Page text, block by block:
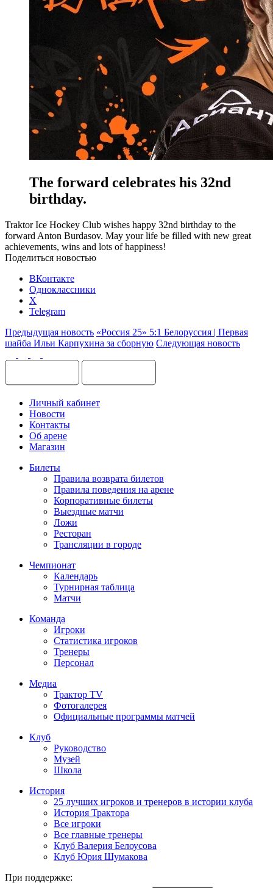
The forward celebrates his 32nd
birthday.
Traktor Ice Hockey Club wishes happy 32nd birthday to the
forward Anton Burdasov. May your life be filled with new great
achievements, wins and lots of happiness!
Поделиться новостью
ВКонтакте
Одноклассники
X
Telegram
Предыдущая новость «Россия 25» 5:1 Белоруссия | Первая
шайба Ильи Карпухина за сборную Следующая новость
Личный кабинет
Новости
Контакты
Об арене
Магазин
Билеты
Правила возврата билетов
Правила поведения на арене
Корпоративные билеты
Выездные матчи
Ложи
Ресторан
Трансляции в городе
Чемпионат
Календарь
Турнирная таблица
Матчи
Команда
Игроки
Статистика игроков
Тренеры
Персонал
Медиа
Трактор TV
Фотогалерея
Официальные программы матчей
Клуб
Руководство
Музей
Школа
История
25 лучших игроков и тренеров в истории клуба
История Трактора
Все игроки
Все главные тренеры
Клуб Валерия Белоусова
Клуб Юрия Шумакова
При поддержке: